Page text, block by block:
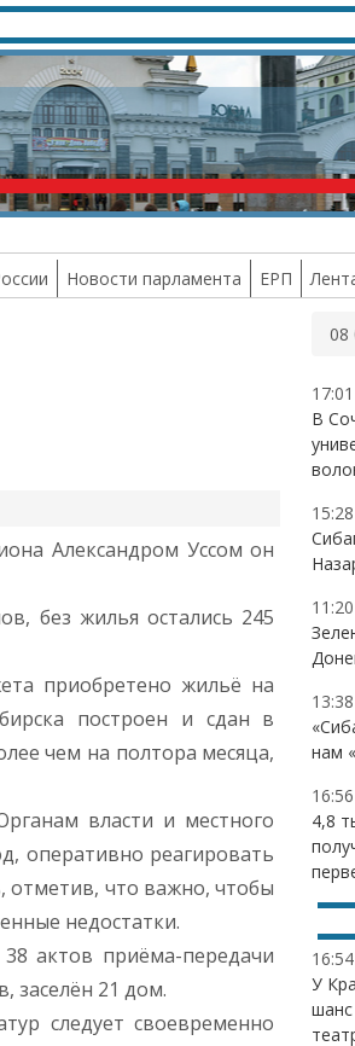
Новости парламента ЕРП
Александром Уссом он
без жилья остались 245
приобретено жильё на
построен и сдан в
чем на полтора месяца,
власти и местного
оперативно реагировать
отметив, что важно, чтобы
недостатки.
актов приёма-передачи
заселён 21 дом.
следует своевременно
08
17:01
В
15:28
11:20
13:38
нам
16:56
4,8
16:54
У